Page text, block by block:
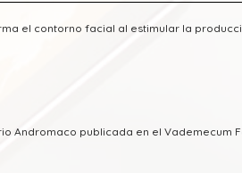
el contorno facial al estimular la
Andromaco publicada en el Vademecum